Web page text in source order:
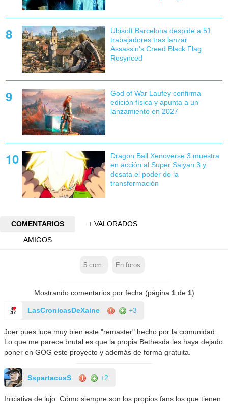
Ubisoft Barcelona despide a 51
trabajadores tras lanzar
Assassin's Creed Black Flag
Resynced
God of War Laufey confirma
edición física y apunta a un
lanzamiento en 2027
Dragon Ball Xenoverse 3 muestra
en acción al Super Saiyan 3 y
desata el poder de la
transformación
COMENTARIOS
+ VALORADOS
AMIGOS
5 com. En foros
Mostrando comentarios por fecha (página 1de 1)
LasCronicasDeXaine +3
Joer pues luce muy bien este "remaster" hecho por la comunidad.
Lo que me parece brutal es que la propia Bethesda les haya dejado
poner en GOG este proyecto y además de forma gratuita.
SspartacusS +2
Iniciativa de lujo. Cómo siempre son los propios fans los que tienen